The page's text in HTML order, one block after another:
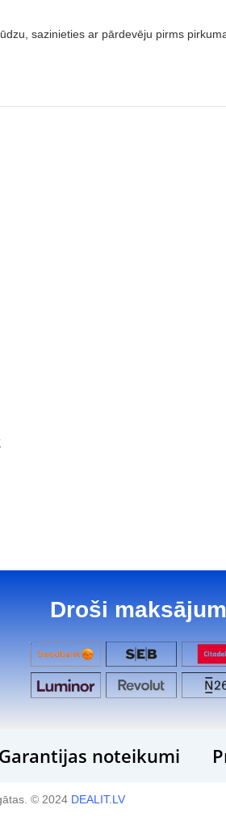
sazinieties ar pārdevēju pirms
Droši
Garantijas noteikumi
© 2024 DEALIT.LV